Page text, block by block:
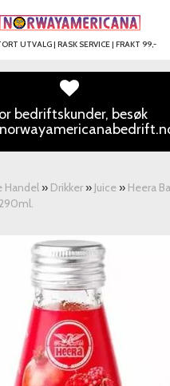
UTVALG | RASK SERVICE | FRAKT 99,-
bedriftskunder, besøk
Handel » Drikker » Juice » Heera